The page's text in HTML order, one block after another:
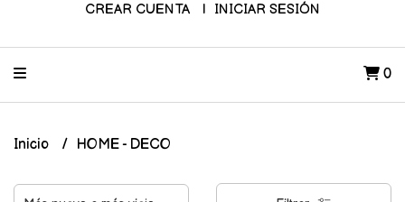
CREAR CUENTA INICIAR SESIÓN
0
Inicio HOME - DECO